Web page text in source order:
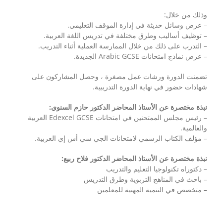
وذلك من خلال:
– عرض وسائل حديثة في إدارة الموقف التعليمي.
– توظيف أساليب وطرق مختلفة في تدريس اللغة العربية.
– التدرب على ذلك من خلال الممارسة العملية أثناء التدريب.
– عرض نماذج امتحانات Arabic GCSE الجديدة.
تضمنت الدورة ورشات عمل مصغرة ، وحصل المشاركون على
شهادات حضور في نهاية الدورة التدريبية.
نبذة مختصرة عن الأستاذ المحاضر الدكتور حازم السنوي:
– رئيس مجلس الممتحنين في امتحانات Edexcel GCSE العربية
والعالمية.
– مؤلف الكتاب الرسمي لامتحانات الجي سي أس إي العربية.
نبذة مختصرة عن الأستاذ المحاضر الدكتور فلاح ربيع:
– دكتوراه تكنولوجيا التعليم والتدريب
– باحث في المناهج التربوية وطرق التدريس
– متخصص في التنمية المهنية للمعلمين